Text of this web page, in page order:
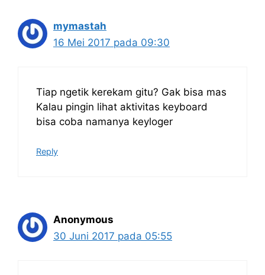
mymastah
16 Mei 2017 pada 09:30
Tiap ngetik kerekam gitu? Gak bisa mas
Kalau pingin lihat aktivitas keyboard
bisa coba namanya keyloger
Reply
Anonymous
30 Juni 2017 pada 05:55